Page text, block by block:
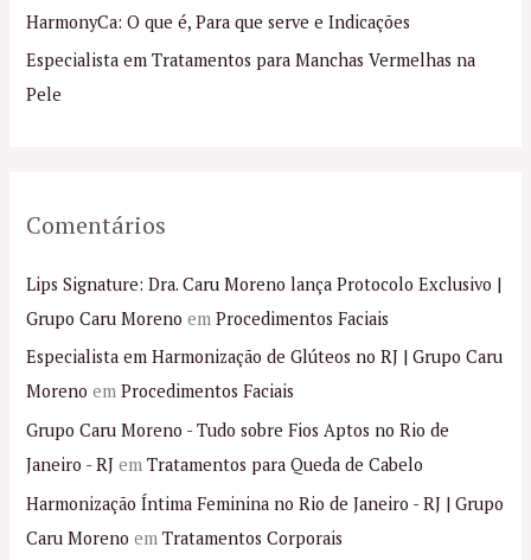
p
o
r
HarmonyCa: O que é, Para que serve e Indicações
Especialista em Tratamentos para Manchas Vermelhas na
Pele
Comentários
Lips Signature: Dra. Caru Moreno lança Protocolo Exclusivo |
Grupo Caru Moreno emProcedimentos Faciais
Especialista em Harmonização de Glúteos no RJ | Grupo Caru
Moreno emProcedimentos Faciais
Grupo Caru Moreno - Tudo sobre Fios Aptos no Rio de
Janeiro - RJ emTratamentos para Queda de Cabelo
Harmonização Íntima Feminina no Rio de Janeiro - RJ | Grupo
Caru Moreno emTratamentos Corporais